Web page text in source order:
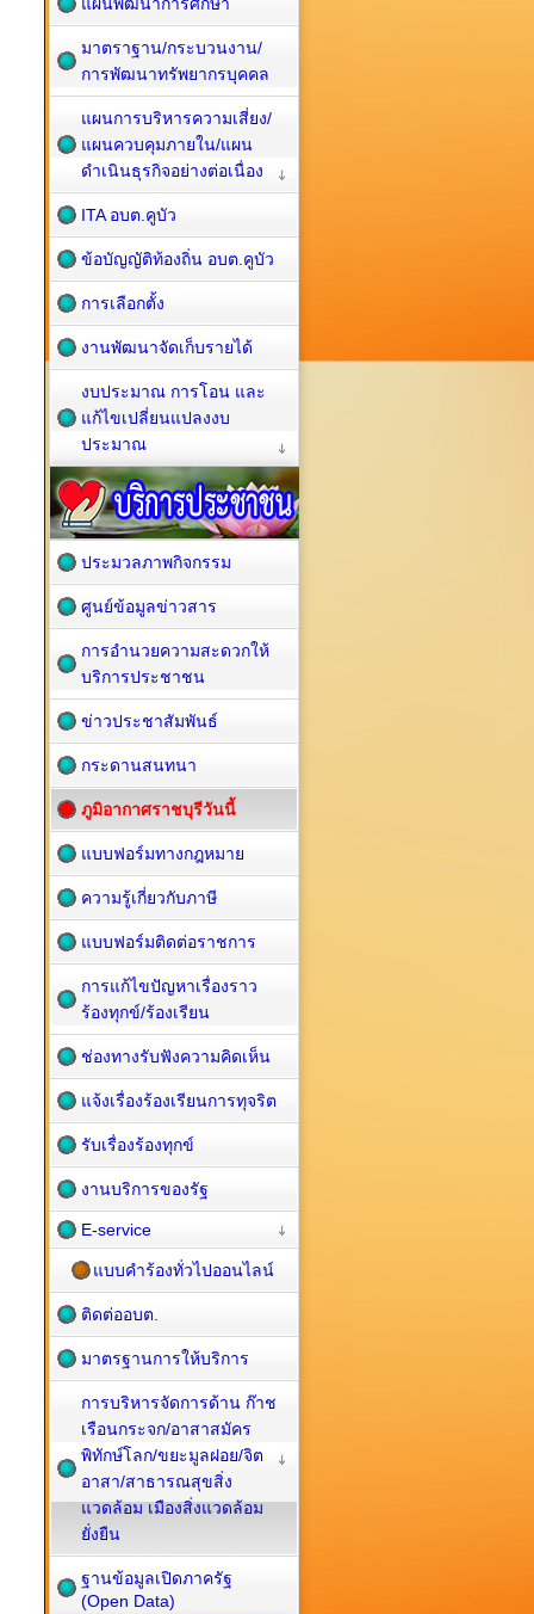
มาตราฐาน/กระบวนงาน/
การพัฒนาทรัพยากรบุคคล
แผนการบริหารความเสี่ยง/
แผนควบคุมภายใน/แผน
ดำเนินธุรกิจอย่างต่อเนื่อง
ITA อบต.คูบัว
ข้อบัญญัติท้องถิ่น อบต.คูบัว
การเลือกตั้ง
งานพัฒนาจัดเก็บรายได้
งบประมาณ การโอน และ
แก้ไขเปลี่ยนแปลงงบ
ประมาณ
ประมวลภาพกิจกรรม
ศูนย์ข้อมูลข่าวสาร
การอำนวยความสะดวกให้
บริการประชาชน
ข่าวประชาสัมพันธ์
กระดานสนทนา
ภูมิอากาศราชบุรีวันนี้
แบบฟอร์มทางกฎหมาย
ความรู้เกี่ยวกับภาษี
แบบฟอร์มติดต่อราชการ
การแก้ไขปัญหาเรื่องราว
ร้องทุกข์/ร้องเรียน
ช่องทางรับฟังความคิดเห็น
แจ้งเรื่องร้องเรียนการทุจริต
รับเรื่องร้องทุกข์
งานบริการของรัฐ
E-service
แบบคำร้องทั่วไปออนไลน์
ติดต่ออบต.
มาตรฐานการให้บริการ
การบริหารจัดการด้าน ก๊าช
เรือนกระจก/อาสาสมัคร
พิทักษ์โลก/ขยะมูลฝอย/จิต
อาสา/สาธารณสุขสิ่ง
แวดล้อม เมืองสิ่งแวดล้อม
ยั่งยืน
ฐานข้อมูลเปิดภาครัฐ
(Open Data)